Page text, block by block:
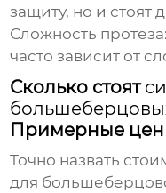
защиту, но и стоят
Сложность протеза:
часто зависит от
Сколько стоят
Примерные
Точно назвать
для